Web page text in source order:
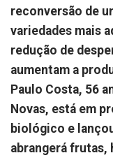
reconversão de
variedades mais
redução de
aumentam a
Paulo Costa, 56
Novas, está em
biológico e
abrangerá frutas,